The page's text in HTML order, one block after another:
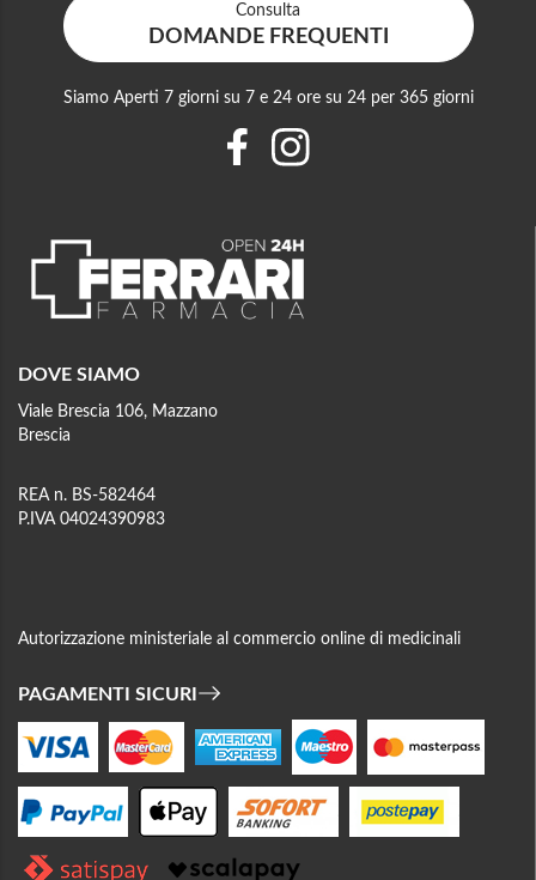
DOVE SIAMO
Viale Brescia 106, Mazzano
Brescia
REA n. BS-582464
P.IVA 04024390983
Autorizzazione ministeriale al commercio online di medicinali
PAGAMENTI SICURI
Consulta
DOMANDE FREQUENTI
Siamo Aperti 7 giorni su 7 e 24 ore su 24 per 365 giorni